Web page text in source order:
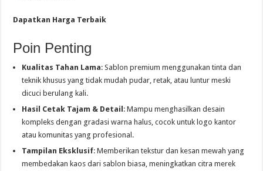
Dapatkan Harga Terbaik
Poin Penting
Kualitas Tahan Lama: Sablon premium menggunakan tinta dan
teknik khusus yang tidak mudah pudar, retak, atau luntur meski
dicuci berulang kali.
Hasil Cetak Tajam & Detail : Mampu menghasilkan desain
kompleks dengan gradasi warna halus, cocok untuk logo kantor
atau komunitas yang profesional.
Tampilan Eksklusif: Memberikan tekstur dan kesan mewah yang
membedakan kaos dari sablon biasa, meningkatkan citra merek